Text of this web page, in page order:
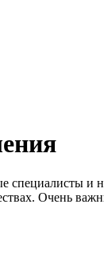
и
Очень